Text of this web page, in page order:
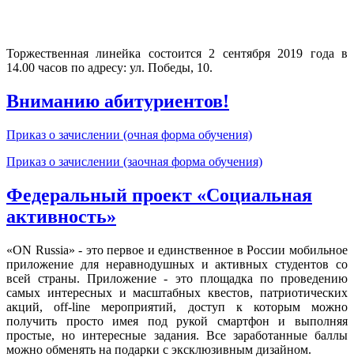
Торжественная линейка состоится 2 сентября 2019 года в
14.00 часов по адресу: ул. Победы, 10.
Вниманию абитуриентов!
Приказ о зачислении (очная форма обучения)
Приказ о зачислении (заочная форма обучения)
Федеральный проект «Социальная
активность»
«ON Russia» - это первое и единственное в России мобильное
приложение для неравнодушных и активных студентов со
всей страны. Приложение - это площадка по проведению
самых интересных и масштабных квестов, патриотических
акций, off-line мероприятий, доступ к которым можно
получить просто имея под рукой смартфон и выполняя
простые, но интересные задания. Все заработанные баллы
можно обменять на подарки с эксклюзивным дизайном.